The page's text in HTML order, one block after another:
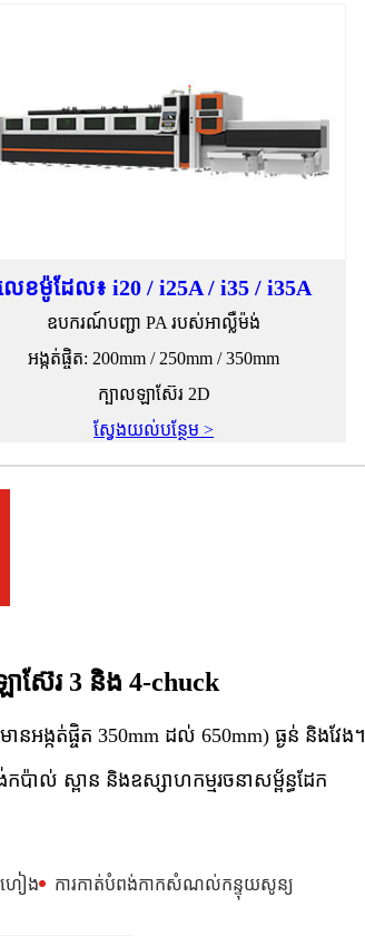
េខម៉ូដែល៖ i20 / i25A / i35 / i35A
ឧបករណ៍បញ្ជា PA របស់អាល្លឺម៉ង់
អង្កត់ផ្ចិត: 200mm / 250mm / 350mm
ក្បាលឡាស៊ែរ 2D
ស្វែងយល់បន្ថែម >
ស៊ែរ 3 និង 4-chuck
អង្កត់ផ្ចិត 350mm ដល់ 650mm) ធ្ងន់ និងវែង។
ាល់ ស្ពាន និងឧស្សាហកម្មរចនាសម្ព័ន្ធដែក
ហៀង ការកាត់បំពង់កាកសំណល់កន្ទុយសូន្យ